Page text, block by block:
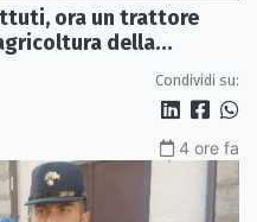
ora un trattore
della
Condividi su:
4 ore fa